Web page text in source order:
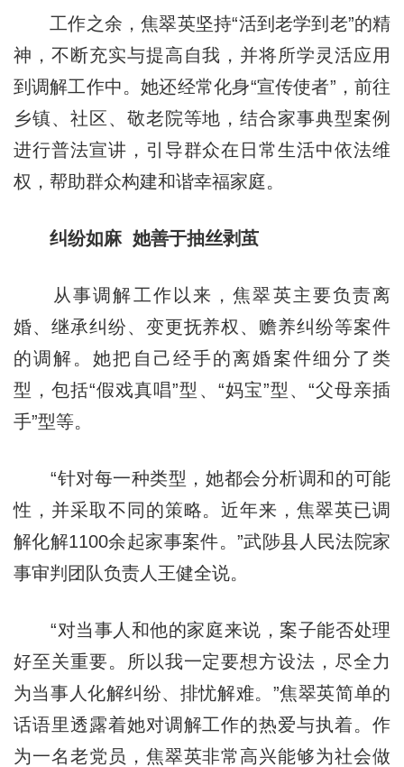
工作之余，焦翠英坚持“活到老学到老”的精
神，不断充实与提高自我，并将所学灵活应用
到调解工作中。她还经常化身“宣传使者”，前往
乡镇、社区、敬老院等地，结合家事典型案例
进行普法宣讲，引导群众在日常生活中依法维
权，帮助群众构建和谐幸福家庭。
纠纷如麻 她善于抽丝剥茧
从事调解工作以来，焦翠英主要负责离
婚、继承纠纷、变更抚养权、赡养纠纷等案件
的调解。她把自己经手的离婚案件细分了类
型，包括“假戏真唱”型、“妈宝”型、“父母亲插
手”型等。
“针对每一种类型，她都会分析调和的可能
性，并采取不同的策略。近年来，焦翠英已调
解化解1100余起家事案件。”武陟县人民法院家
事审判团队负责人王健全说。
“对当事人和他的家庭来说，案子能否处理
好至关重要。所以我一定要想方设法，尽全力
为当事人化解纠纷、排忧解难。”焦翠英简单的
话语里透露着她对调解工作的热爱与执着。作
为一名老党员，焦翠英非常高兴能够为社会做